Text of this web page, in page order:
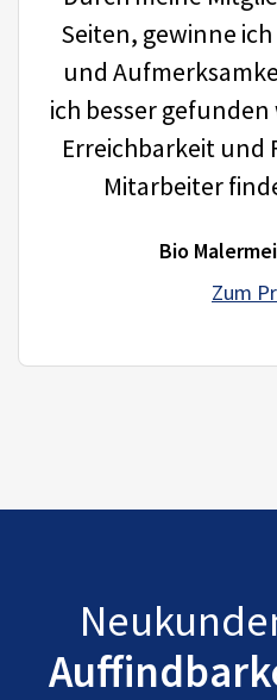
Seiten, gewinne
und
ich besser gefunden
Erreichbarkeit und
Mitarbeiter
Bio
Zum